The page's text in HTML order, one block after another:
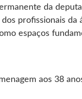
da
dos profissionais
espaços
aos 38